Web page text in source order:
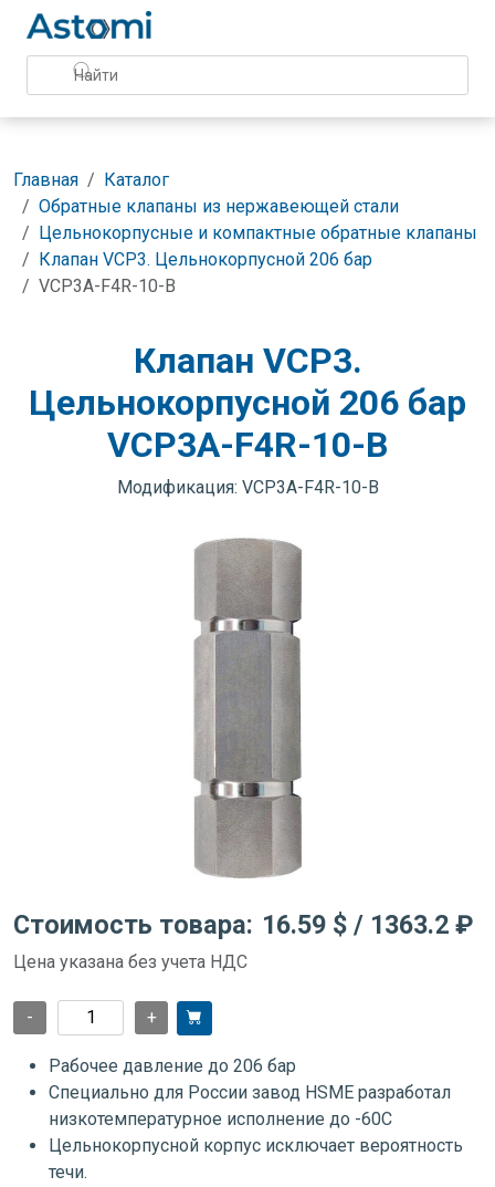
Главная
Каталог
Обратные клапаны из нержавеющей стали
Цельнокорпусные и компактные обратные клапаны
Клапан VCP3. Цельнокорпусной 206 бар
VCP3A-F4R-10-B
Клапан VCP3.
Цельнокорпусной 206 бар
VCP3A-F4R-10-B
Модификация: VCP3A-F4R-10-B
Стоимость товара: 16.59 $ / 1363.2 ₽
Цена указана без учета НДС
- +
Рабочее давление до 206 бар
Специально для России завод HSME разработал
низкотемпературное исполнение до -60С
Цельнокорпусной корпус исключает вероятность
течи.